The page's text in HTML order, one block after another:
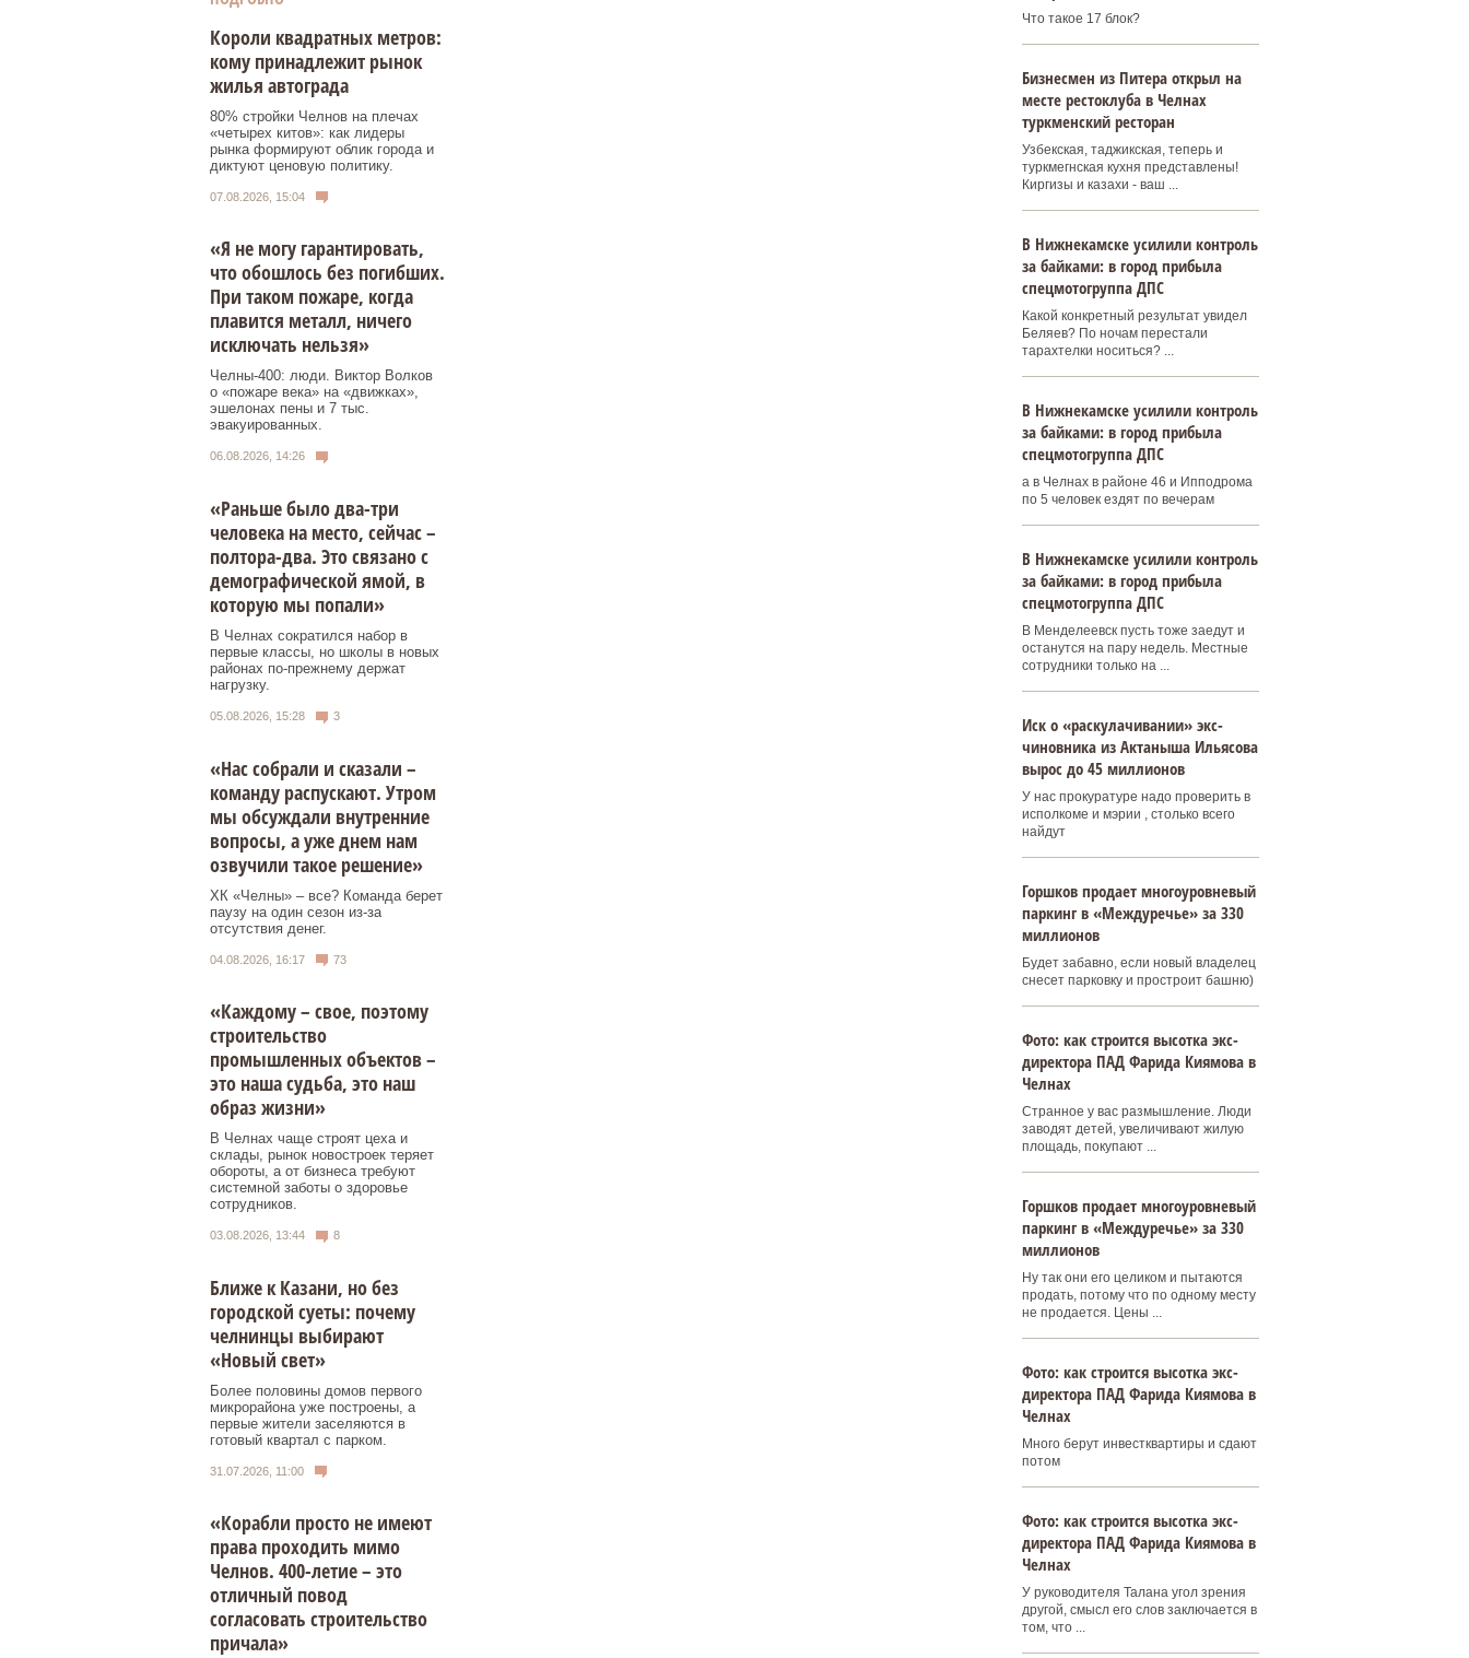
Короли квадратных метров:
кому принадлежит рынок
жилья автограда
80% стройки Челнов на плечах
«четырех китов»: как лидеры
рынка формируют облик города и
диктуют ценовую политику.
07.08.2026, 15:04
«Я не могу гарантировать,
что обошлось без погибших.
При таком пожаре, когда
плавится металл, ничего
исключать нельзя»
Челны-400: люди. Виктор Волков
о «пожаре века» на «движках»,
эшелонах пены и 7 тыс.
эвакуированных.
06.08.2026, 14:26
«Раньше было два-три
человека на место, сейчас –
полтора-два. Это связано с
демографической ямой, в
которую мы попали»
В Челнах сократился набор в
первые классы, но школы в новых
районах по-прежнему держат
нагрузку.
05.08.2026, 15:28 3
«Нас собрали и сказали –
команду распускают. Утром
мы обсуждали внутренние
вопросы, а уже днем нам
озвучили такое решение»
ХК «Челны» – все? Команда берет
паузу на один сезон из-за
отсутствия денег.
04.08.2026, 16:17 73
«Каждому – свое, поэтому
строительство
промышленных объектов –
это наша судьба, это наш
образ жизни»
В Челнах чаще строят цеха и
склады, рынок новостроек теряет
обороты, а от бизнеса требуют
системной заботы о здоровье
сотрудников.
03.08.2026, 13:44 8
Ближе к Казани, но без
городской суеты: почему
челнинцы выбирают
«Новый свет»
Более половины домов первого
микрорайона уже построены, а
первые жители заселяются в
готовый квартал с парком.
31.07.2026, 11:00
«Корабли просто не имеют
права проходить мимо
Челнов. 400-летие – это
отличный повод
согласовать строительство
причала»
Что такое 17 блок?
Бизнесмен из Питера открыл на
месте рестоклуба в Челнах
туркменский ресторан
Узбекская, таджикская, теперь и
туркмегнская кухня представлены!
Киргизы и казахи - ваш ...
В Нижнекамске усилили контроль
за байками: в город прибыла
спецмотогруппа ДПС
Какой конкретный результат увидел
Беляев? По ночам перестали
тарахтелки носиться? ...
В Нижнекамске усилили контроль
за байками: в город прибыла
спецмотогруппа ДПС
а в Челнах в районе 46 и Ипподрома
по 5 человек ездят по вечерам
В Нижнекамске усилили контроль
за байками: в город прибыла
спецмотогруппа ДПС
В Менделеевск пусть тоже заедут и
останутся на пару недель. Местные
сотрудники только на ...
Иск о «раскулачивании» экс-
чиновника из Актаныша Ильясова
вырос до 45 миллионов
У нас прокуратуре надо проверить в
исполкоме и мэрии , столько всего
найдут
Горшков продает многоуровневый
паркинг в «Междуречье» за 330
миллионов
Будет забавно, если новый владелец
снесет парковку и простроит башню)
Фото: как строится высотка экс-
директора ПАД Фарида Киямова в
Челнах
Странное у вас размышление. Люди
заводят детей, увеличивают жилую
площадь, покупают ...
Горшков продает многоуровневый
паркинг в «Междуречье» за 330
миллионов
Ну так они его целиком и пытаются
продать, потому что по одному месту
не продается. Цены ...
Фото: как строится высотка экс-
директора ПАД Фарида Киямова в
Челнах
Много берут инвестквартиры и сдают
потом
Фото: как строится высотка экс-
директора ПАД Фарида Киямова в
Челнах
У руководителя Талана угол зрения
другой, смысл его слов заключается в
том, что ...